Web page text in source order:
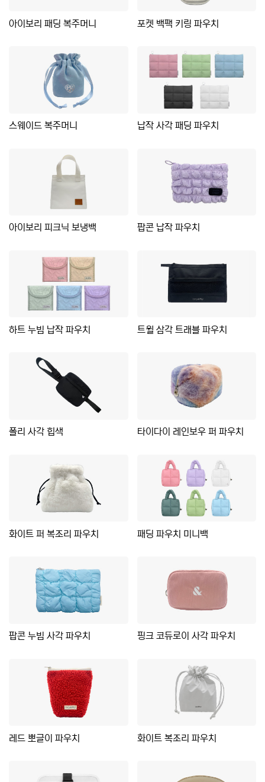
아이보리 패딩 복주머니 포켓 백팩 키링 파우치
스웨이드 복주머니 납작 사각 패딩 파우치
아이보리 피크닉 보냉백 팝콘 납작 파우치
하트 누빔 납작 파우치 트윌 삼각 트래블 파우치
폴리 사각 힙색 타이다이 레인보우 퍼 파우치
화이트 퍼 복조리 파우치 패딩 파우치 미니백
팝콘 누빔 사각 파우치 핑크 코듀로이 사각 파우치
레드 뽀글이 파우치 화이트 복조리 파우치